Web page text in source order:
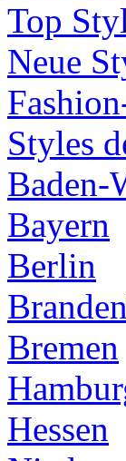
Top
Neue
Styles
Baden-
Bayern
Berlin
Bremen
Hessen